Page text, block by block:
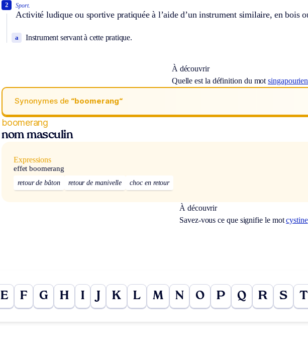
Sport.
Activité ludique ou sportive pratiquée à l’aide d’un instrument similaire, en bois
2
Instrument servant à cette pratique.
a
À découvrir
Quelle est la définition du mot
Synonymes de “boomerang“
boomerang
nom masculin
Expressions
effet boomerang
retour de bâton retour de manivelle choc en retour
À découvrir
Savez-vous ce que signifie le motcystine
E F G H I K L M N O P Q R S T